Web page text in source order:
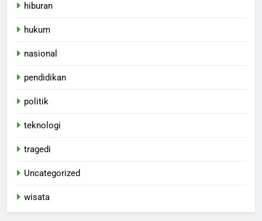
hiburan
hukum
nasional
pendidikan
politik
teknologi
tragedi
Uncategorized
wisata